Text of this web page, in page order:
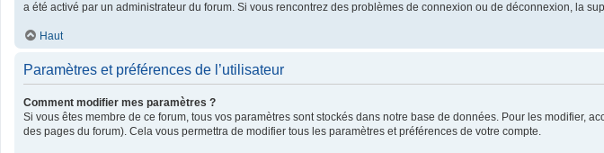
a été activé par un administrateur du forum. Si vous rencontrez des problèmes de connexion ou de déconnexion, la
Haut
Paramètres et préférences de l’utilisateur
Comment modifier mes paramètres ?
Si vous êtes membre de ce forum, tous vos paramètres sont stockés dans notre base de données. Pour les modifier,
des pages du forum). Cela vous permettra de modifier tous les paramètres et préférences de votre compte.